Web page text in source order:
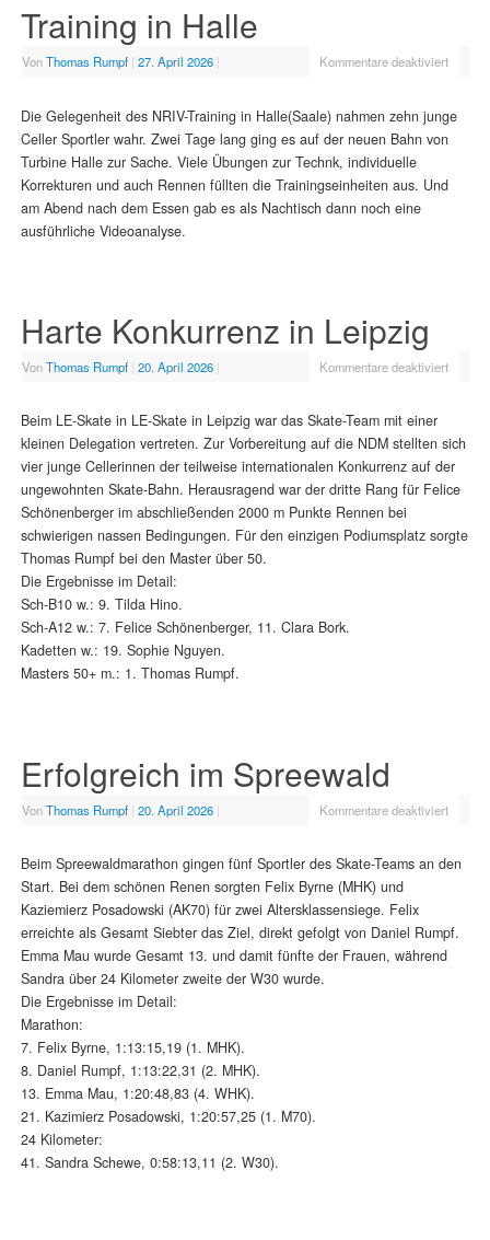
Training in Halle
VonThomas Rumpf | 27. April 2026 | Kommentare deaktiviert
Die Gelegenheit des NRIV-Training in Halle(Saale) nahmen zehn junge
Celler Sportler wahr. Zwei Tage lang ging es auf der neuen Bahn von
Turbine Halle zur Sache. Viele Übungen zur Technk, individuelle
Korrekturen und auch Rennen füllten die Trainingseinheiten aus. Und
am Abend nach dem Essen gab es als Nachtisch dann noch eine
ausführliche Videoanalyse.
Harte Konkurrenz in Leipzig
VonThomas Rumpf | 20. April 2026 | Kommentare deaktiviert
Beim LE-Skate in LE-Skate in Leipzig war das Skate-Team mit einer
kleinen Delegation vertreten. Zur Vorbereitung auf die NDM stellten sich
vier junge Cellerinnen der teilweise internationalen Konkurrenz auf der
ungewohnten Skate-Bahn. Herausragend war der dritte Rang für Felice
Schönenberger im abschließenden 2000 m Punkte Rennen bei
schwierigen nassen Bedingungen. Für den einzigen Podiumsplatz sorgte
Thomas Rumpf bei den Master über 50.
Die Ergebnisse im Detail:
Sch-B10 w.: 9. Tilda Hino.
Sch-A12 w.: 7. Felice Schönenberger, 11. Clara Bork.
Kadetten w.: 19. Sophie Nguyen.
Masters 50+ m.: 1. Thomas Rumpf.
Erfolgreich im Spreewald
VonThomas Rumpf | 20. April 2026 | Kommentare deaktiviert
Beim Spreewaldmarathon gingen fünf Sportler des Skate-Teams an den
Start. Bei dem schönen Renen sorgten Felix Byrne (MHK) und
Kaziemierz Posadowski (AK70) für zwei Altersklassensiege. Felix
erreichte als Gesamt Siebter das Ziel, direkt gefolgt von Daniel Rumpf.
Emma Mau wurde Gesamt 13. und damit fünfte der Frauen, während
Sandra über 24 Kilometer zweite der W30 wurde.
Die Ergebnisse im Detail:
Marathon:
7. Felix Byrne, 1:13:15,19 (1. MHK).
8. Daniel Rumpf, 1:13:22,31 (2. MHK).
13. Emma Mau, 1:20:48,83 (4. WHK).
21. Kazimierz Posadowski, 1:20:57,25 (1. M70).
24 Kilometer:
41. Sandra Schewe, 0:58:13,11 (2. W30).